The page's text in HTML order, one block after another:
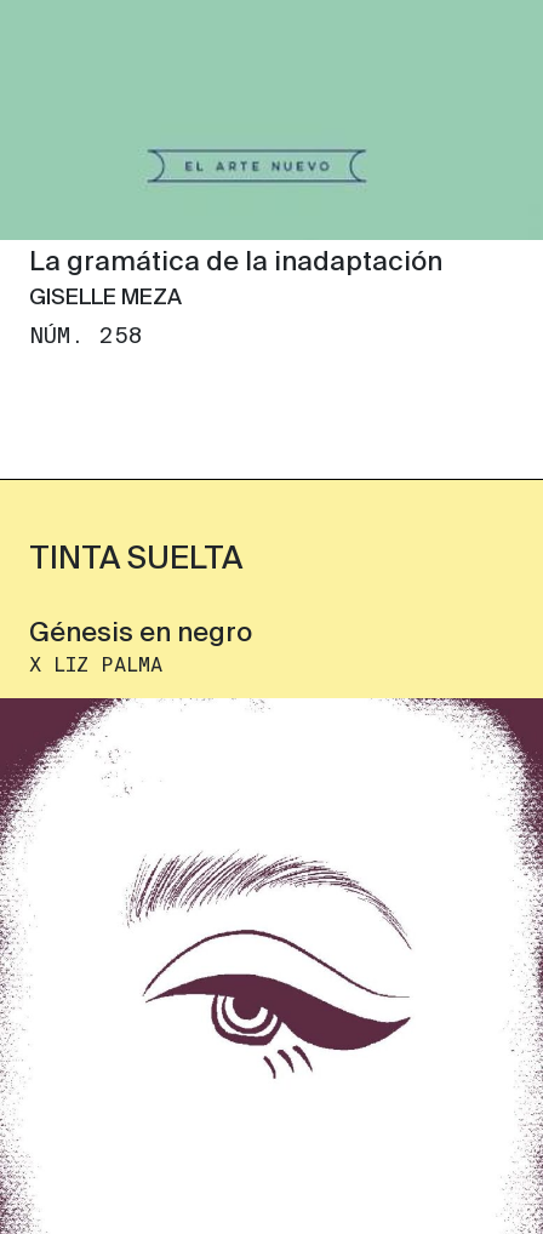
La gramática de la inadaptación
GISELLE MEZA
NÚM. 258
TINTA SUELTA
Génesis en negro
X LIZ PALMA